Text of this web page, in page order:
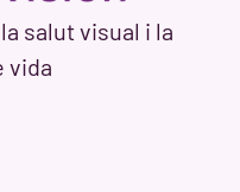
salut visual i la
vida